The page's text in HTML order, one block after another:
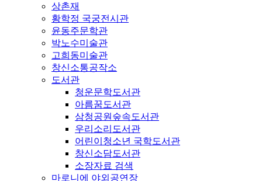
상촌재
황학정 국궁전시관
윤동주문학관
박노수미술관
고희동미술관
창신소통공작소
도서관
청운문학도서관
아름꿈도서관
삼청공원숲속도서관
우리소리도서관
어린이청소년 국학도서관
창신소담도서관
소장자료 검색
마로니에 야외공연장